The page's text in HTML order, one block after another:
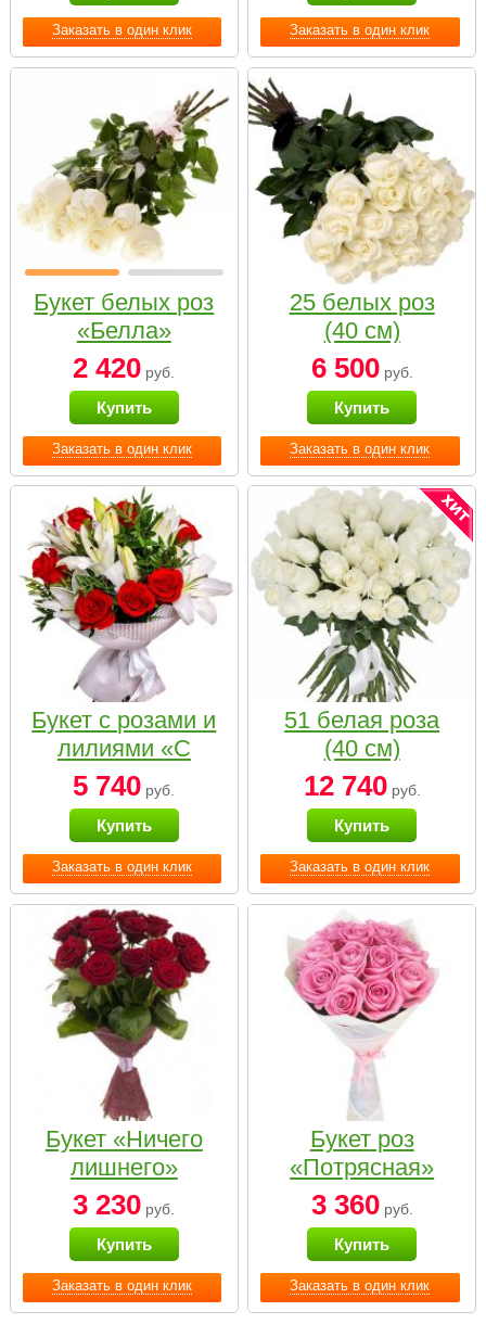
Заказать в один клик Заказать в один клик
Заказать в один клик
Букет белых роз
«Белла»
2 420 руб.
Купить
Заказать в один клик
25 белых роз
(40 см)
6 500руб.
Купить
Заказать в один клик
Букет с розами и
лилиями «С
наилучшими
пожеланиями»
5 740 руб.
Купить
Заказать в один клик
51 белая роза
(40 см)
12 740руб.
Купить
Заказать в один клик
Букет «Ничего
лишнего»
3 230 руб.
Купить
Заказать в один клик
Букет роз
«Потрясная»
3 360руб.
Купить